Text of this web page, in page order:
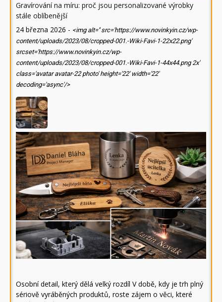
Gravírování na míru: proč jsou personalizované výrobky
stále oblíbenější
24 března 2026 - <img alt='' src='https://www.novinkyin.cz/wp-
content/uploads/2023/08/cropped-001.-Wiki-Favi-1-22x22.png'
srcset='https://www.novinkyin.cz/wp-
content/uploads/2023/08/cropped-001.-Wiki-Favi-1-44x44.png 2x'
class='avatar avatar-22 photo' height='22' width='22'
decoding='async'/>
Osobní detail, který dělá velký rozdíl V době, kdy je trh plný
sériově vyráběných produktů, roste zájem o věci, které